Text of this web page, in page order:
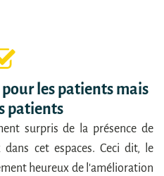
les patients mais
patients
surpris de la présence de
cet espaces. Ceci dit, le
heureux de l'amélioration